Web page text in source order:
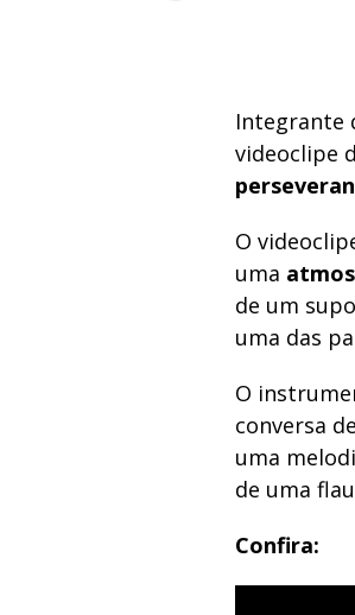
Integrante
videoclipe
O
uma
de um
uma das
O
conversa
uma
de uma
Confira: